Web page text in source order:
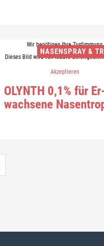
NASENSPRAY &
Wir benötigen Ihre Zustimmung
Dieses Bild wird von Mauve
Akzeptieren
OLYNTH 0,1% für
wach­se­ne